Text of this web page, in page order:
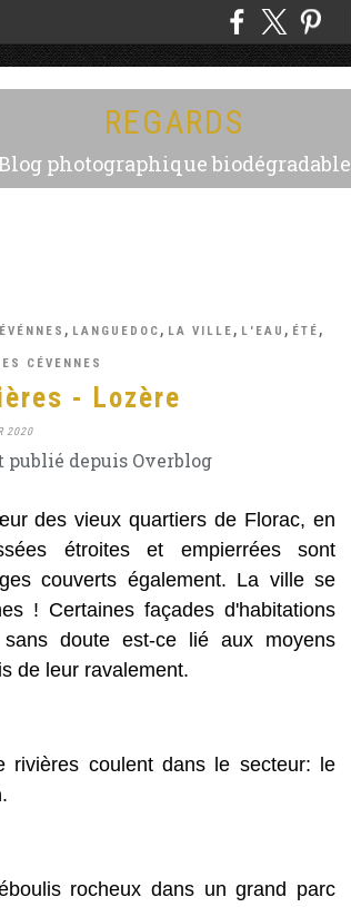
REGARDS
photographique biodégradable
, LANGUEDOC , LA VILLE , L'EAU , ÉTÉ ,
CÉVENNES
- Lozère
2020
publié depuis Overblog
des vieux quartiers de Florac, en
étroites et empierrées sont
couverts également. La ville se
! Certaines façades d'habitations
doute est-ce lié aux moyens
de leur ravalement.
rivières coulent dans le secteur: le
.
rocheux dans un grand parc